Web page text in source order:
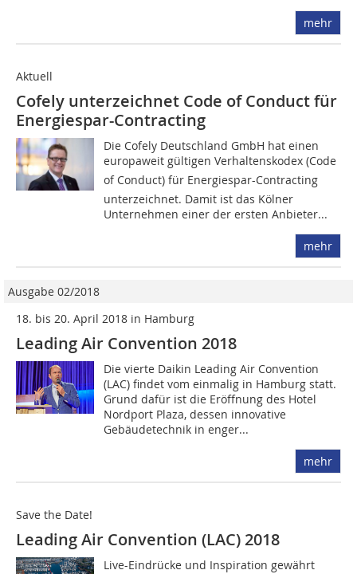
mehr
Aktuell
Cofely unterzeichnet Code of Conduct für
Energiespar-Contracting
Die Cofely Deutschland GmbH hat einen
europaweit gültigen Verhaltenskodex (Code
of Conduct) für Energiespar-Contracting
unterzeichnet. Damit ist das Kölner
Unternehmen einer der ersten Anbieter...
mehr
Ausgabe 02/2018
18. bis 20. April 2018 in Hamburg
Leading Air Convention 2018
Die vierte Daikin Leading Air Convention
(LAC) findet vom einmalig in Hamburg statt.
Grund dafür ist die Eröffnung des Hotel
Nordport Plaza, dessen innovative
Gebäudetechnik in enger...
mehr
Save the Date!
Leading Air Convention (LAC) 2018
Live-Eindrücke und Inspiration gewährt